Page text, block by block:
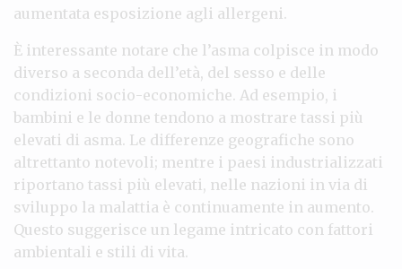
aumentata esposizione agli allergeni.
È interessante notare che l’asma colpisce in modo
diverso a seconda dell’età, del sesso e delle
condizioni socio-economiche. Ad esempio, i
bambini e le donne tendono a mostrare tassi più
elevati di asma. Le differenze geografiche sono
altrettanto notevoli; mentre i paesi industrializzati
riportano tassi più elevati, nelle nazioni in via di
sviluppo la malattia è continuamente in aumento.
Questo suggerisce un legame intricato con fattori
ambientali e stili di vita.